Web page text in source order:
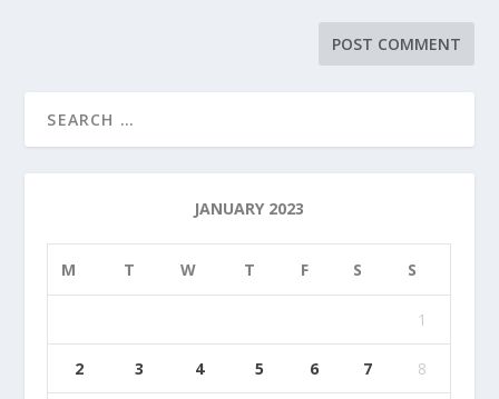
JANUARY 2023
M T W T F S S
1
2 3 4 5 6 7 8